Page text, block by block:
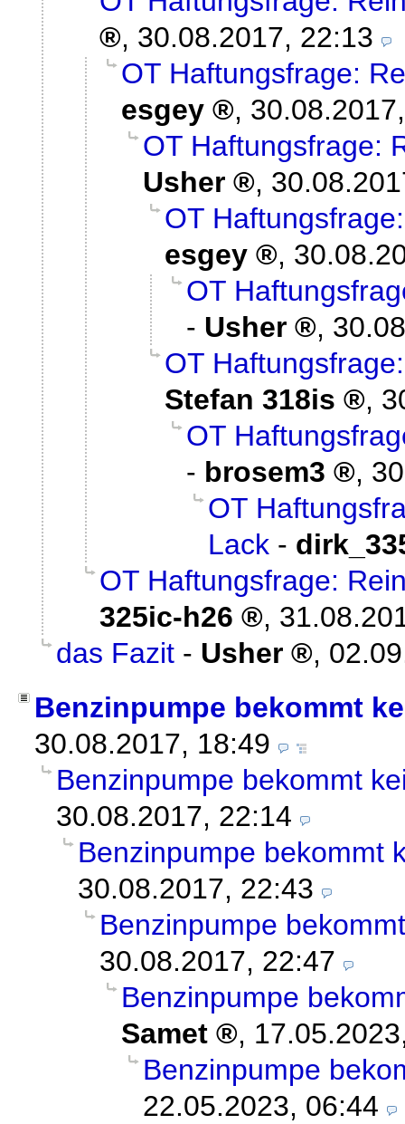
, 30.08.2017, 22:13
OT Haftungsfrage:
esgey
,
OT Haftungsfrage:
Usher
,
OT
esgey
,
OT
- Usher ,
OT
Stefan 318is
,
OT
- brosem3 ,
OT
Lack -
OT Haftungsfrage:
325ic-h26
,
das Fazit - Usher ,
Benzinpumpe bekommt
30.08.2017, 18:49
Benzinpumpe bekommt
30.08.2017, 22:14
Benzinpumpe bekommt
30.08.2017, 22:43
Benzinpumpe
30.08.2017, 22:47
Benzinpumpe
Samet
,
Benzinpumpe
22.05.2023, 06:44